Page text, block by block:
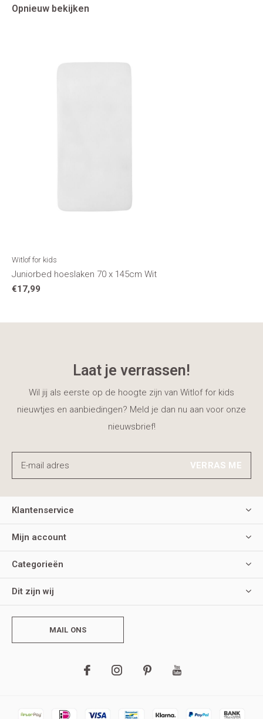
Opnieuw bekijken
Witlof for kids
Juniorbed hoeslaken 70 x 145cm Wit
€17,99
Laat je verrassen!
Wil jij als eerste op de hoogte zijn van Witlof for kids
nieuwtjes en aanbiedingen? Meld je dan nu aan voor onze
nieuwsbrief!
VERRAS ME
Klantenservice
Mijn account
Categorieën
Dit zijn wij
MAIL ONS